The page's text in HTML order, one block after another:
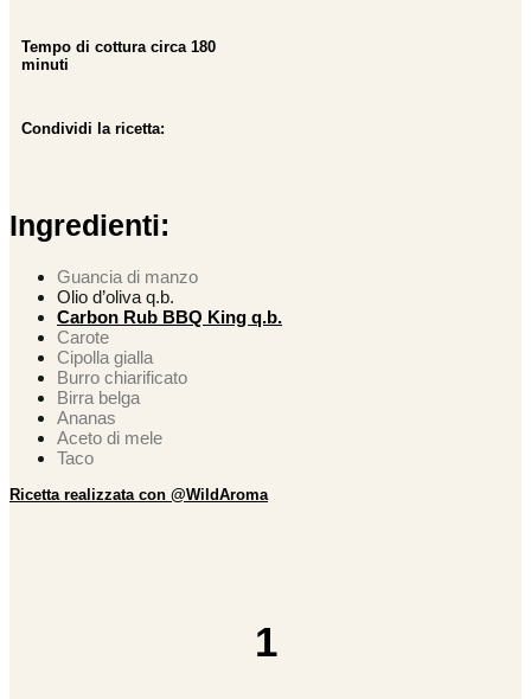
Tempo di cottura circa 180
minuti
Condividi la ricetta:
Ingredienti:
Guancia di manzo
Olio d’oliva q.b.
Carbon Rub BBQ King q.b.
Carote
Cipolla gialla
Burro chiarificato
Birra belga
Ananas
Aceto di mele
Taco
Ricetta realizzata con @WildAroma
1